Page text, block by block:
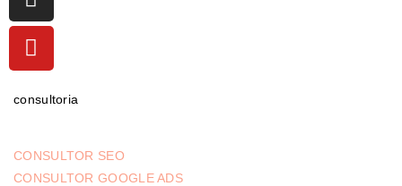
consultoria
CONSULTOR SEO
CONSULTOR GOOGLE ADS